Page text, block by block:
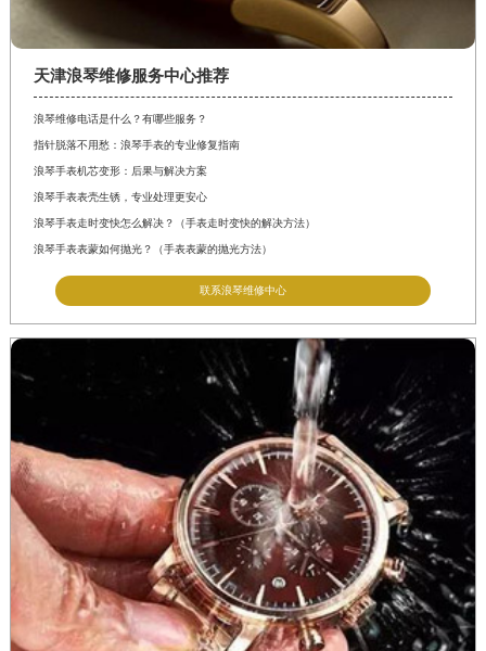
天津浪琴维修服务中心推荐
浪琴维修电话是什么？有哪些服务？
指针脱落不用愁：浪琴手表的专业修复指南
浪琴手表机芯变形：后果与解决方案
浪琴手表表壳生锈，专业处理更安心
浪琴手表走时变快怎么解决？（手表走时变快的解决方法）
浪琴手表表蒙如何抛光？（手表表蒙的抛光方法）
联系浪琴维修中心